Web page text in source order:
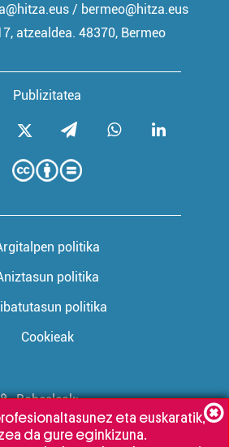
Publizitatea
/ bermeo@hitza.eus
atzealdea. 48370, Bermeo
politika
politika
politika
Cookieak
Babesleak:
eta euskaratik,
da gure eginkizuna.